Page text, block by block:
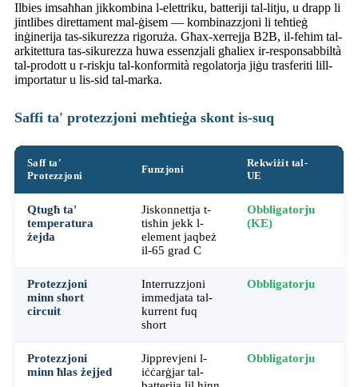
Ilbies imsaħħan jikkombina l-elettriku, batteriji tal-litju, u drapp li
jintlibes direttament mal-ġisem — kombinazzjoni li teħtieġ
inġinerija tas-sikurezza rigoruża. Għax-xerrejja B2B, il-fehim tal-
arkitettura tas-sikurezza huwa essenzjali għaliex ir-responsabbiltà
tal-prodott u r-riskju tal-konformità regolatorja jiġu trasferiti lill-
importatur u lis-sid tal-marka.
Saffi ta' protezzjoni meħtieġa skont is-suq
Saff ta'
Protezzjoni
Funzjoni
Rekwiżit tal-
UE
Qtugħ ta'
temperatura
żejda
Jiskonnettja t-
tisħin jekk l-
element jaqbeż
il-65 grad C
Obbligatorju
(KE)
Protezzjoni
minn short
circuit
Interruzzjoni
immedjata tal-
kurrent fuq
short
Obbligatorju
Protezzjoni
minn ħlas żejjed
Jipprevjeni l-
iċċarġjar tal-
Obbligatorju